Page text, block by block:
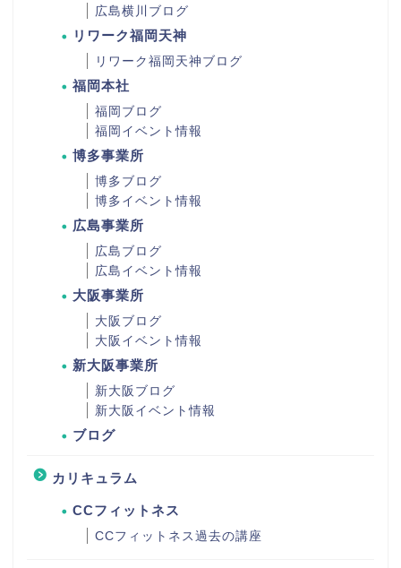
広島横川ブログ
リワーク福岡天神
リワーク福岡天神ブログ
福岡本社
福岡ブログ
福岡イベント情報
博多事業所
博多ブログ
博多イベント情報
広島事業所
広島ブログ
広島イベント情報
大阪事業所
大阪ブログ
大阪イベント情報
新大阪事業所
新大阪ブログ
新大阪イベント情報
ブログ
カリキュラム
CCフィットネス
CCフィットネス過去の講座